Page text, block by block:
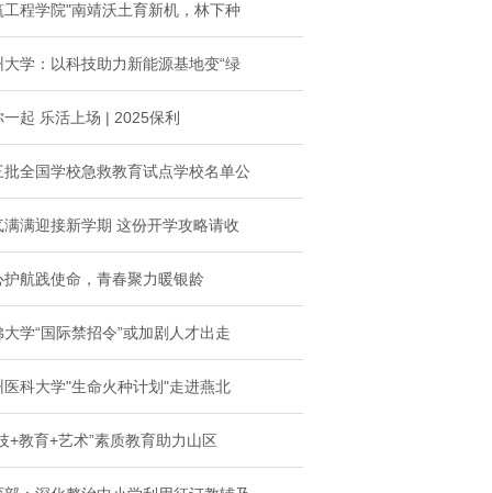
工程学院"南靖沃土育新机，林下种
大学：以科技助力新能源基地变“绿
一起 乐活上场 | 2025保利
批全国学校急救教育试点学校名单公
满满迎接新学期 这份开学攻略请收
护航践使命，青春聚力暖银龄
大学“国际禁招令”或加剧人才出走
医科大学"生命火种计划"走进燕北
+教育+艺术”素质教育助力山区